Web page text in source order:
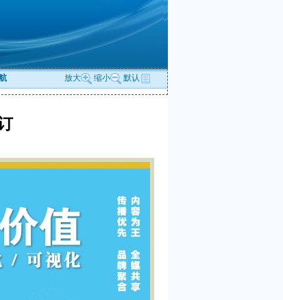
放大 缩小 默认